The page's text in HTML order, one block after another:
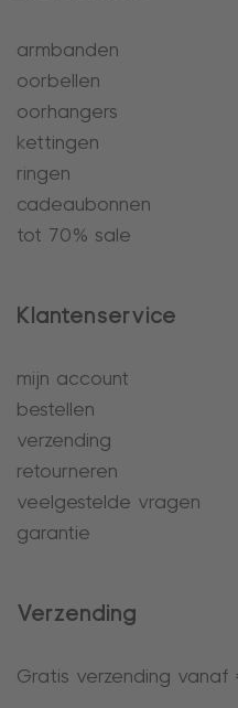
armbanden
oorbellen
oorhangers
kettingen
ringen
cadeaubonnen
tot 70% sale
Klantenservice
mijn account
bestellen
verzending
retourneren
veelgestelde vragen
garantie
Verzending
Gratis verzending vanaf